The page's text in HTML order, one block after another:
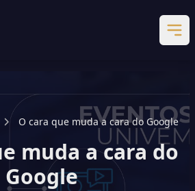
O cara que muda a cara do Google
muda a cara do
Google